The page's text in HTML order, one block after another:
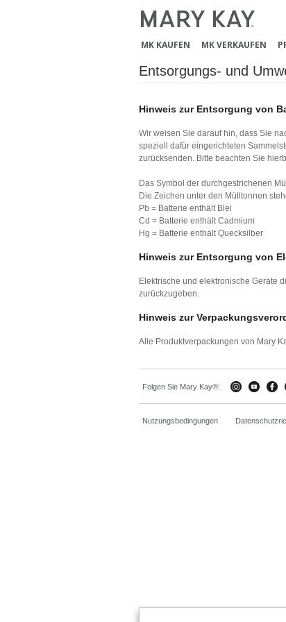
MK KAUFEN MK VERKAUFEN
Entsorgungs- und
Hinweis zur Entsorgung von
Wir weisen Sie darauf hin, dass Sie
speziell dafür eingerichteten
zurücksenden. Bitte beachten Sie
Das Symbol der durchgestrichenen
Die Zeichen unter den Mülltonnen
Pb = Batterie enthält Blei
Cd = Batterie enthält Cadmium
Hg = Batterie enthält Quecksilber
Hinweis zur Entsorgung von
Elektrische und elektronische Geräte
zurückzugeben.
Hinweis zur
Alle Produktverpackungen von Mary
Folgen Sie Mary Kay®:
Nutzungsbedingungen